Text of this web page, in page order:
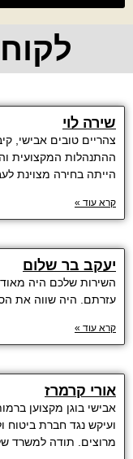
שירה לוי
צהריים טובים אבישי,
ההתנהלות המקצועית
הייתה בחירה מצוינת
קרא עוד »
יעקב בר שלום
השירות שלכם היה מאוד
עזרתם. היה שווה את
קרא עוד »
אורי קרמרז
אבישי בוגן מקצוען
ועיקש נגד חברת
מרוצים. תודה למשרד